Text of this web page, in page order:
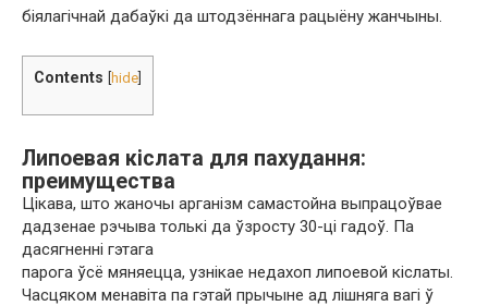
біялагічнай дабаўкі да штодзённага рацыёну жанчыны.
Contents [hide]
Липоевая кіслата для пахудання:
преимущества
Цікава, што жаночы арганізм самастойна выпрацоўвае
дадзенае рэчыва толькі да ўзросту 30-ці гадоў. Па
дасягненні гэтага
парога ўсё мяняецца, узнікае недахоп липоевой кіслаты.
Часцяком менавіта па гэтай прычыне ад лішняга вагі ў